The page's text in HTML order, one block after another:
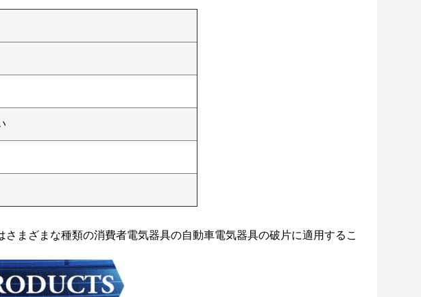
まざまな種類の消費者電気器具の自動車電気器具の破片に適用するこ